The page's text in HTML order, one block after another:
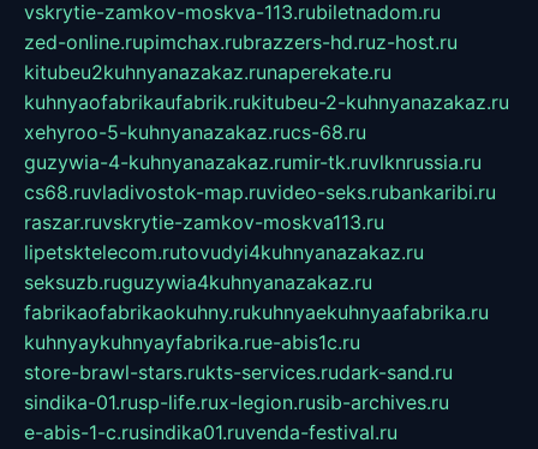
vskrytie-zamkov-moskva-113.rubiletnadom.ru
zed-online.rupimchax.rubrazzers-hd.ruz-host.ru
kitubeu2kuhnyanazakaz.runaperekate.ru
kuhnyaofabrikaufabrik.rukitubeu-2-kuhnyanazakaz.ru
xehyroo-5-kuhnyanazakaz.rucs-68.ru
guzywia-4-kuhnyanazakaz.rumir-tk.ruvlknrussia.ru
cs68.ruvladivostok-map.ruvideo-seks.rubankaribi.ru
raszar.ruvskrytie-zamkov-moskva113.ru
lipetsktelecom.rutovudyi4kuhnyanazakaz.ru
seksuzb.ruguzywia4kuhnyanazakaz.ru
fabrikaofabrikaokuhny.rukuhnyaekuhnyaafabrika.ru
kuhnyaykuhnyayfabrika.rue-abis1c.ru
store-brawl-stars.rukts-services.rudark-sand.ru
sindika-01.rusp-life.rux-legion.rusib-archives.ru
e-abis-1-c.rusindika01.ruvenda-festival.ru